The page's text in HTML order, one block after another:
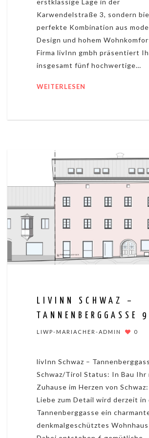
erstklassige Lage in der
Karwendelstraße 3, sondern
perfekte Kombination aus
Design und hohem
Firma livInn gmbh präsentiert
insgesamt fünf hochwertige…
WEITERLESEN
LIVINN SCHWAZ –
TANNENBERGGASSE 9
LIWP-MARIACHER-ADMIN 0
livInn Schwaz –
Schwaz/Tirol Status: In Bau Ihr
Zuhause im Herzen von
Liebe zum Detail wird derzeit in
Tannenberggasse ein
denkmalgeschütztes